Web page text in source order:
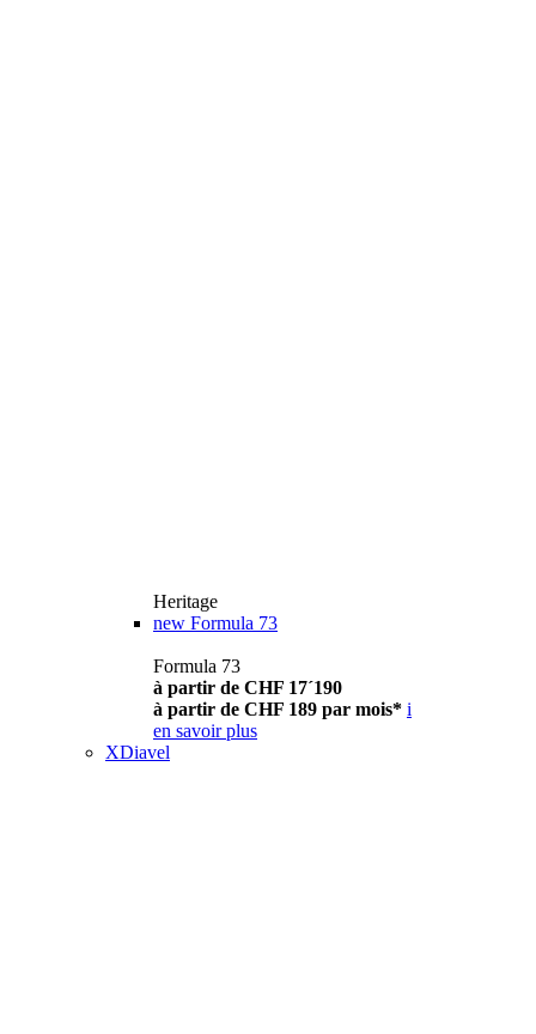
Heritage
new Formula 73
Formula 73
à partir de CHF 17´190
à partir de CHF 189 par mois* i
en savoir plus
XDiavel